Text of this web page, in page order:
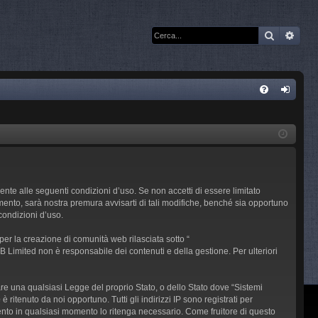
Cerca
in
alle seguenti condizioni d’uso. Se non accetti di essere limitato
sarà nostra premura avvisarti di tali modifiche, benché sia opportuno
d’uso.
la creazione di comunità web rilasciata sotto “
Limited non è responsabile dei contenuti e della gestione. Per ulteriori
una qualsiasi Legge del proprio Stato, o dello Stato dove “Sistemi
ritenuto da noi opportuno. Tutti gli indirizzi IP sono registrati per
in qualsiasi momento lo ritenga necessario. Come fruitore di questo